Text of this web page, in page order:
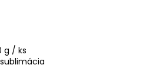
g / ks